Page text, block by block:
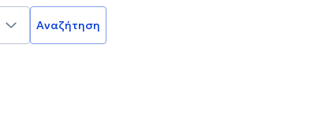
Αναζήτηση